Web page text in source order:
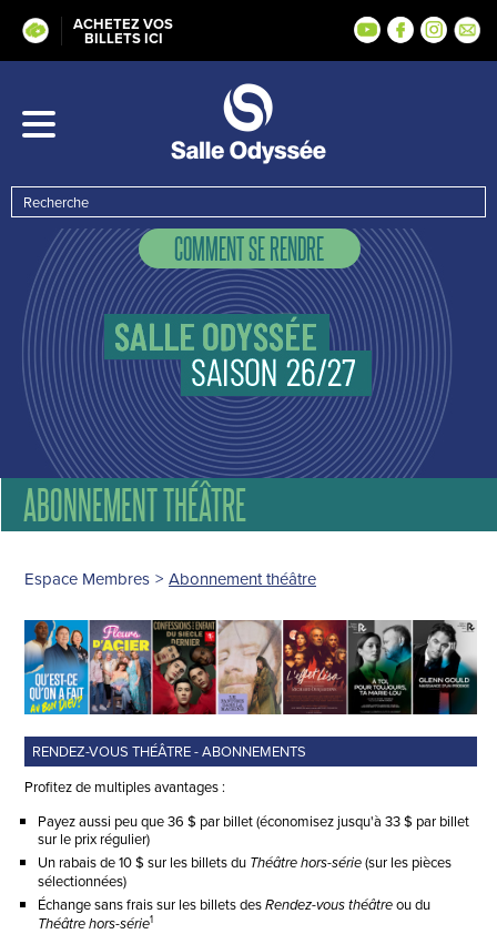
ACHETEZ VOS
BILLETS ICI
COMMENT SE RENDRE
ABONNEMENT THÉÂTRE
Espace Membres > Abonnement théâtre
RENDEZ-VOUS THÉÂTRE - ABONNEMENTS
Profitez de multiples avantages :
Payez aussi peu que 36 $ par billet (économisez jusqu'à 33 $ par billet
sur le prix régulier)
Un rabais de 10 $ sur les billets du Théâtre hors-série(sur les pièces
sélectionnées)
Échange sans frais sur les billets desRendez-vous théâtreou du
Théâtre hors-série1